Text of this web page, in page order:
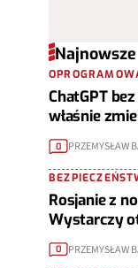
Najnowsze
ChatGPT
właśnie
0 PRZEMYSŁAW
Rosjanie z
Wystarczy
0 PRZEMYSŁAW